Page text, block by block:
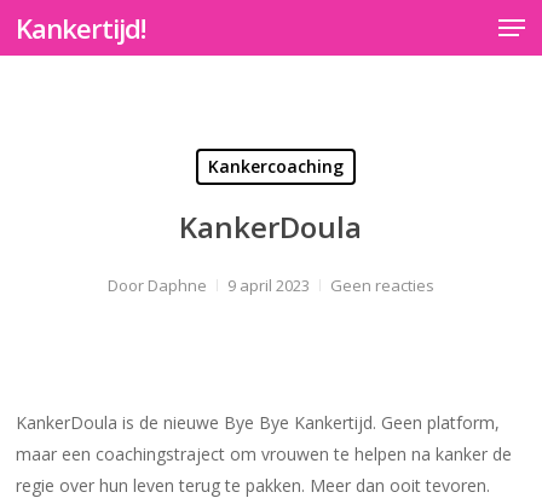
SkipKankertijd!
Kankercoaching
KankerDoula
Door Daphne 9 april 2023 Geen reacties
KankerDoula is de nieuwe Bye Bye Kankertijd. Geen platform,
maar een coachingstraject om vrouwen te helpen na kanker de
regie over hun leven terug te pakken. Meer dan ooit tevoren.